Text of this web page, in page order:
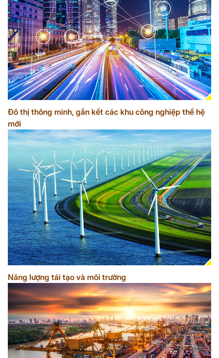
Đô thị thông minh, gắn kết các khu công nghiệp thế hệ
mới
Năng lượng tái tạo và môi trường